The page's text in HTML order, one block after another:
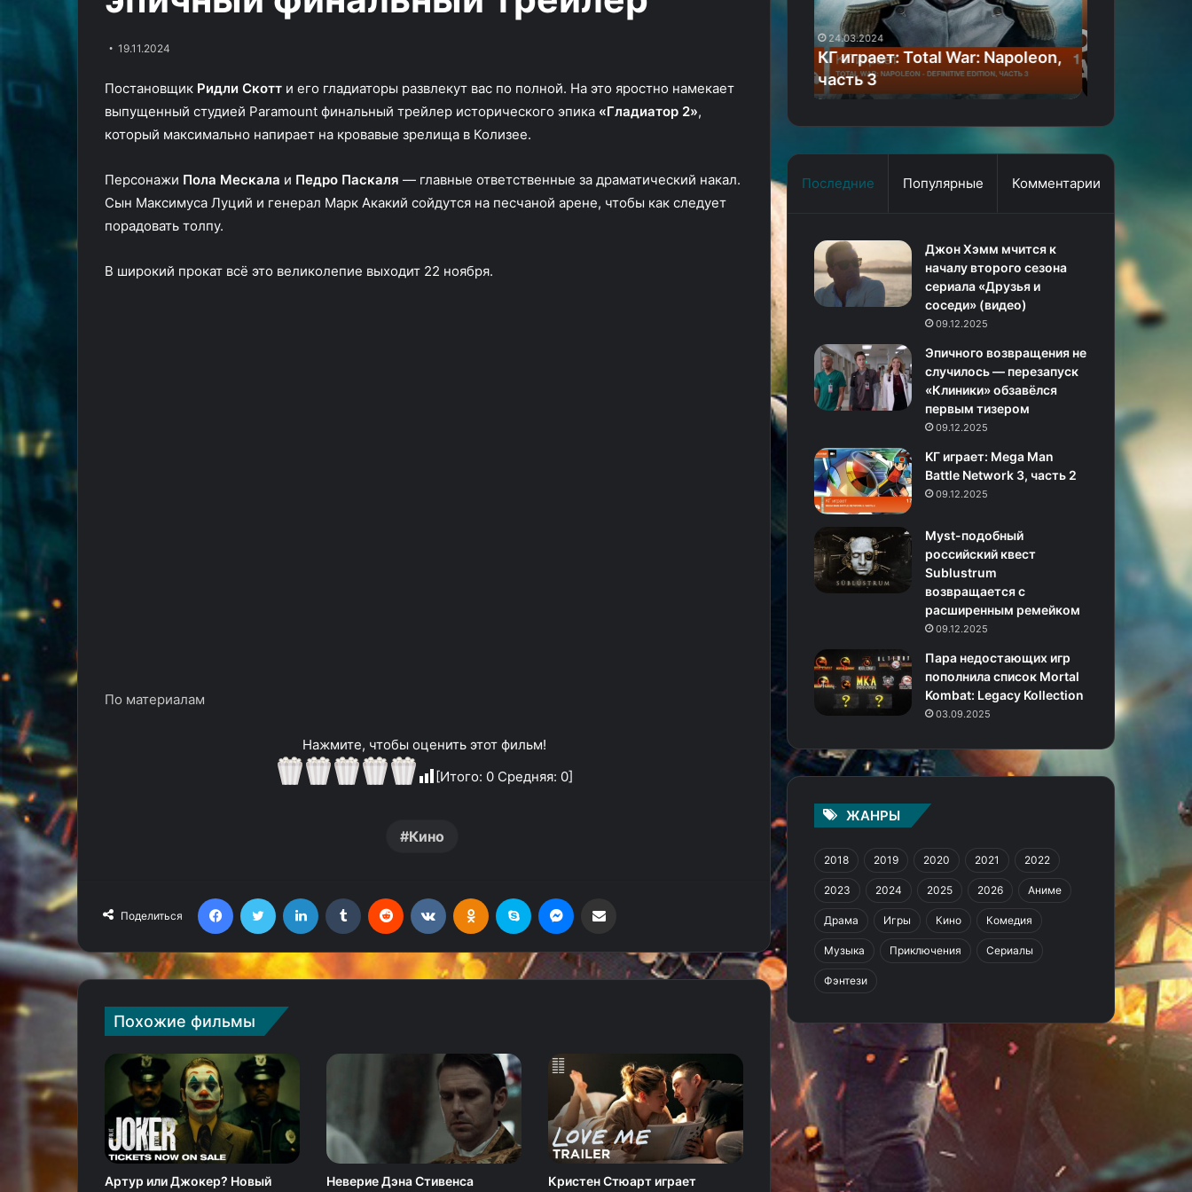
19.11.2024
Постановщик Ридли Скотт и его гладиаторы развлекут вас по полной. На это яростно намекает
выпущенный студией Paramount финальный трейлер исторического эпика «Гладиатор 2»,
который максимально напирает на кровавые зрелища в Колизее.
Персонажи Пола Мескала и Педро Паскаля — главные ответственные за драматический накал.
Сын Максимуса Луций и генерал Марк Акакий сойдутся на песчаной арене, чтобы как следует
порадовать толпу.
В широкий прокат всё это великолепие выходит 22 ноября.
По материалам
Нажмите, чтобы оценить этот фильм!
[Итого: 0Средняя: 0]
Кино
Поделиться
FacebookTwitter LinkedIn Tumblr Reddit ВконтактеОдноклассники
Skype
Похожие фильмы
Артур или Джокер? Новый
Неверие Дэна Стивенса
Кристен Стюарт играет
кино в тизере экшена «Снова в
деле»
часть
часть 3
в
тизере
«Сумерек
богов»
Зака
Снайдера
13.06.2024
Люди пошли войной на богов в
тизере «Сумерек богов» Зака
Снайдера
трейлере
экшена
«Расплата
2»
Последние Популярные Комментарии
Джон Хэмм мчится к
началу второго сезона
сериала «Друзья и
соседи» (видео)
09.12.2025
Эпичного возвращения не
случилось — перезапуск
«Клиники» обзавёлся
первым тизером
09.12.2025
KГ игpaeт: Mega Man
Battle Network 3, часть 2
09.12.2025
Myst-подобный
российский квест
Sublustrum
возвращается с
расширенным ремейком
09.12.2025
Пара недостающих игр
пополнила список Mortal
Kombat: Legacy Kollection
03.09.2025
ЖАНРЫ
2018 2019 2020 2021 2022
2023 2024 2025 2026 Аниме
Драма Игры Кино Комедия
Музыка Приключения Сериалы
Фэнтези